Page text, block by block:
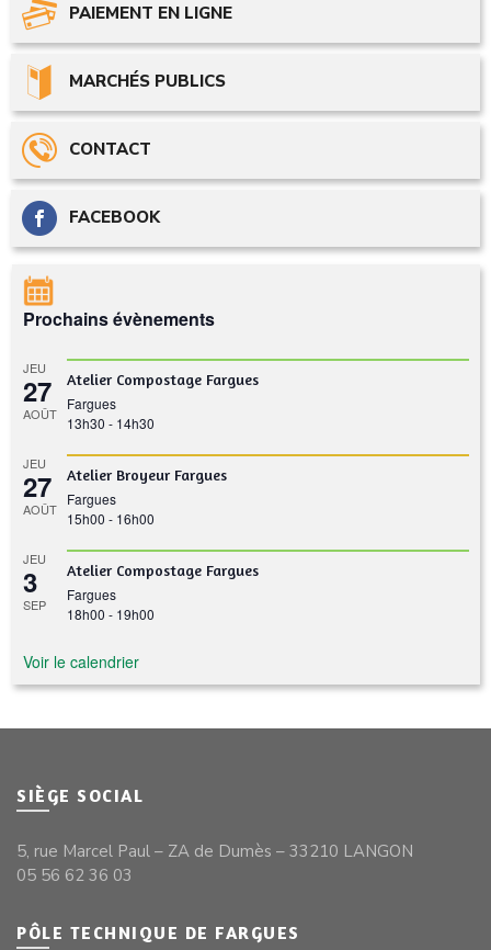
PAIEMENT EN LIGNE
MARCHÉS PUBLICS
CONTACT
FACEBOOK
Prochains évènements
JEU
27
AOÛT
Atelier Compostage Fargues
Fargues
13h30 - 14h30
JEU
27
AOÛT
Atelier Broyeur Fargues
Fargues
15h00 - 16h00
JEU
3
SEP
Atelier Compostage Fargues
Fargues
18h00 - 19h00
Voir le calendrier
SIÈGE SOCIAL
5, rue Marcel Paul – ZA de Dumès – 33210 LANGON
05 56 62 36 03
PÔLE TECHNIQUE DE FARGUES